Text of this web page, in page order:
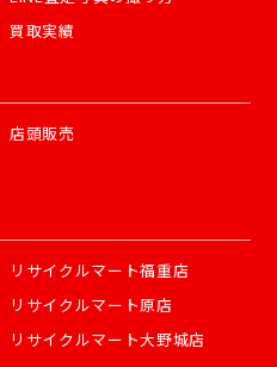
買取実績
店頭販売
リサイクルマート福重店
リサイクルマート原店
リサイクルマート大野城店